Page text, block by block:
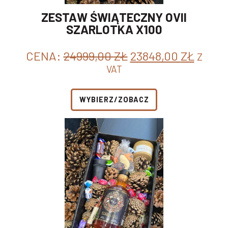
ZESTAW ŚWIĄTECZNY OVII
SZARLOTKA X100
CENA:24999,00ZŁ PIERWOTNA
CENA
24999,00 ZŁ.
23848,00 ZŁ
CENA
Z
VAT
WYBIERZ/ZOBACZ